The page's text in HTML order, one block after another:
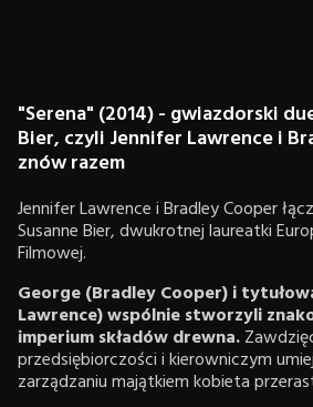
"Serena" (2014) - gwiazdorski
Bier, czyli Jennifer Lawrence i
znów razem
Jennifer Lawrence i Bradley Cooper
Susanne Bier, dwukrotnej laureatki
Filmowej.
George (Bradley Cooper) i
Lawrence) wspólnie stworzyli
imperium składów drewna.
przedsiębiorczości i kierowniczym
zarządzaniu majątkiem kobieta